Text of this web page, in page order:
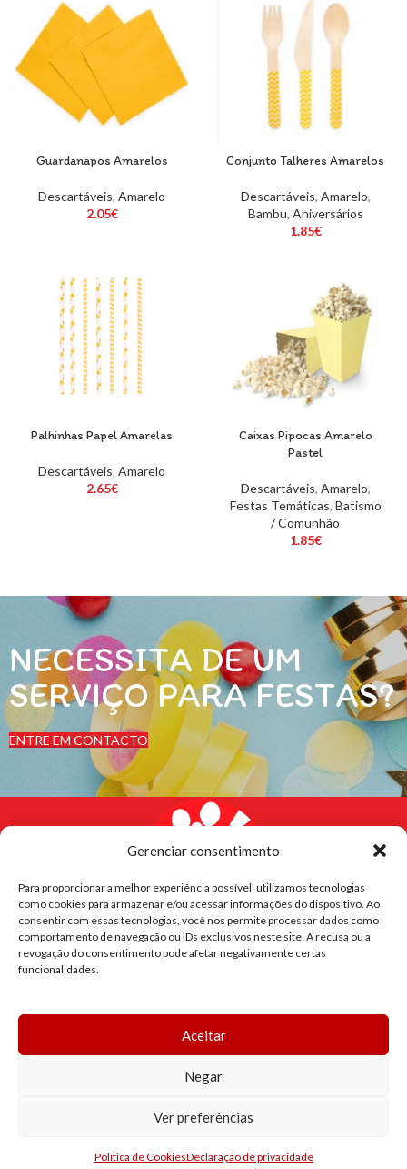
Gerenciar consentimento
Para proporcionar a melhor experiência possível, utilizamos tecnologias
como cookies para armazenar e/ou acessar informações do dispositivo. Ao
consentir com essas tecnologias, você nos permite processar dados como
comportamento de navegação ou IDs exclusivos neste site. A recusa ou a
revogação do consentimento pode afetar negativamente certas
funcionalidades.
Aceitar
Negar
Ver preferências
Política de CookiesDeclaração de privacidade
Guardanapos Amarelos
Descartáveis, Amarelo
2.05€
Conjunto Talheres Amarelos
Descartáveis, Amarelo,
Bambu, Aniversários
1.85€
Palhinhas Papel Amarelas
Descartáveis, Amarelo
2.65€
Caixas Pipocas Amarelo
Pastel
Descartáveis, Amarelo,
Festas Temáticas, Batismo
/ Comunhão
1.85€
NECESSITA DE UM
SERVIÇO PARA FESTAS?
ENTRE EM CONTACTO
CONTACTOS
HORÁRIO
Festas com Arte | Todos os direitos reservados | Design e